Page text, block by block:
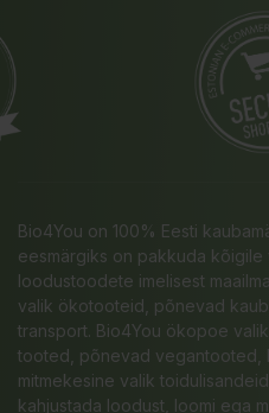
Bio4You on 100% Eesti
eesmärgiks on pakkuda
loodustoodete imelisest
valik ökotooteid, põnevad
transport. Bio4You ökopoe
tooted, põnevad vegantooted,
mitmekesine valik
kahjustada loodust, loomi ega